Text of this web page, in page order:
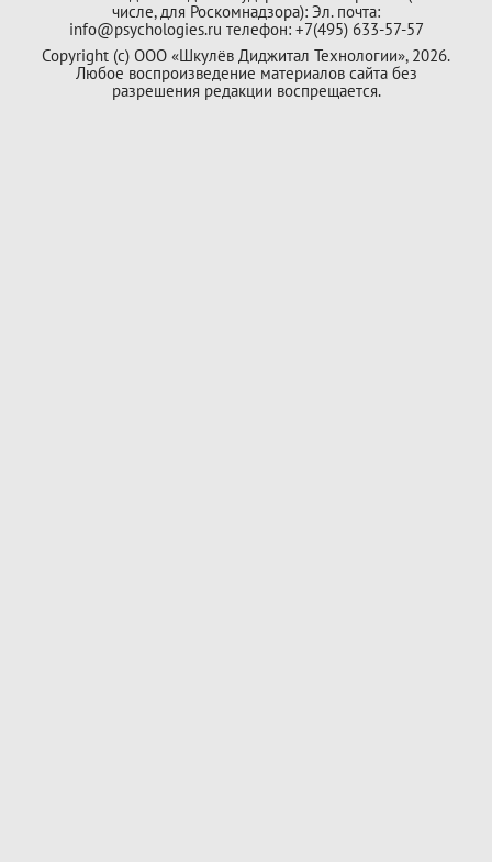
числе, для Роскомнадзора): Эл. почта:
info@psychologies.ru телефон: +7(495) 633-57-57
Copyright (с) ООО «Шкулёв Диджитал Технологии», 2026.
Любое воспроизведение материалов сайта без
разрешения редакции воспрещается.